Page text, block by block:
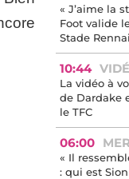
« J’aime la
Foot valide
Stade
10:44
La vidéo à
de Dardake
le TFC
06:00
« Il
: qui est